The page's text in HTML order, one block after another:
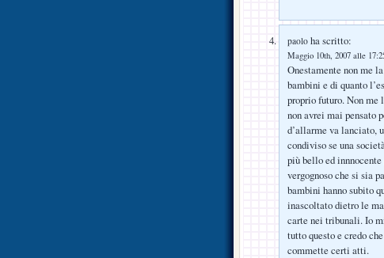
paolo ha scritto:
Maggio 10th, 2007 alle
Onestamente non me
bambini e di quanto
proprio futuro. Non me
non avrei mai pensato
d’allarme va lanciato,
condiviso se una
più bello ed
vergognoso che si sia
bambini hanno subito
inascoltato dietro le
carte nei tribunali. Io
tutto questo e credo
commette certi atti.